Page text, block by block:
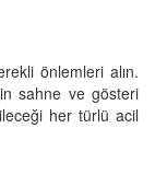
önlemleri alın.
sahne ve gösteri
her türlü acil